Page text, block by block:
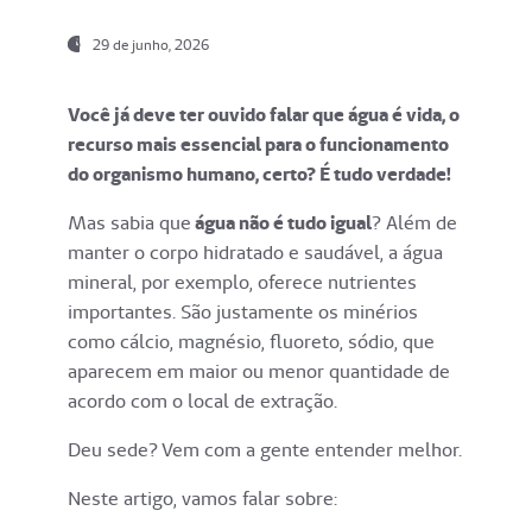
29 de junho, 2026
Você já deve ter ouvido falar que água é vida, o
recurso mais essencial para o funcionamento
do organismo humano, certo? É tudo verdade!
Mas sabia queágua não é tudo igual? Além de
manter o corpo hidratado e saudável, a água
mineral, por exemplo, oferece nutrientes
importantes. São justamente os minérios
como cálcio, magnésio, fluoreto, sódio, que
aparecem em maior ou menor quantidade de
acordo com o local de extração.
Deu sede? Vem com a gente entender melhor.
Neste artigo, vamos falar sobre: